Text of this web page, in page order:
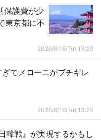
保護費が少
東京都に不
2026/6/16(Tu) 13:29
ぎてメローニがブチギレ
2026/6/16(Tu) 13:25
韓戦』が実現するかもし